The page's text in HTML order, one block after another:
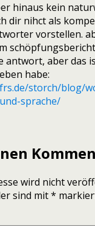
hinaus kein
dir nihct als
vorstellen.
antwort, aber das
habe:
storch/blog/
sprache/
wird nicht
sind mit*